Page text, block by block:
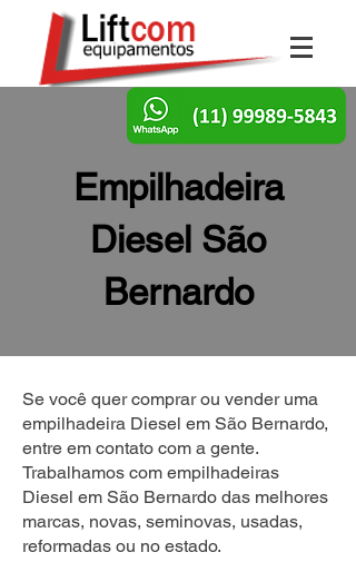
Empilhadeira
Diesel São
Bernardo
Se você quer comprar ou vender uma
empilhadeira Diesel em São Bernardo,
entre em contato com a gente.
Trabalhamos com empilhadeiras
Diesel em São Bernardo das melhores
marcas, novas, seminovas, usadas,
reformadas ou no estado.